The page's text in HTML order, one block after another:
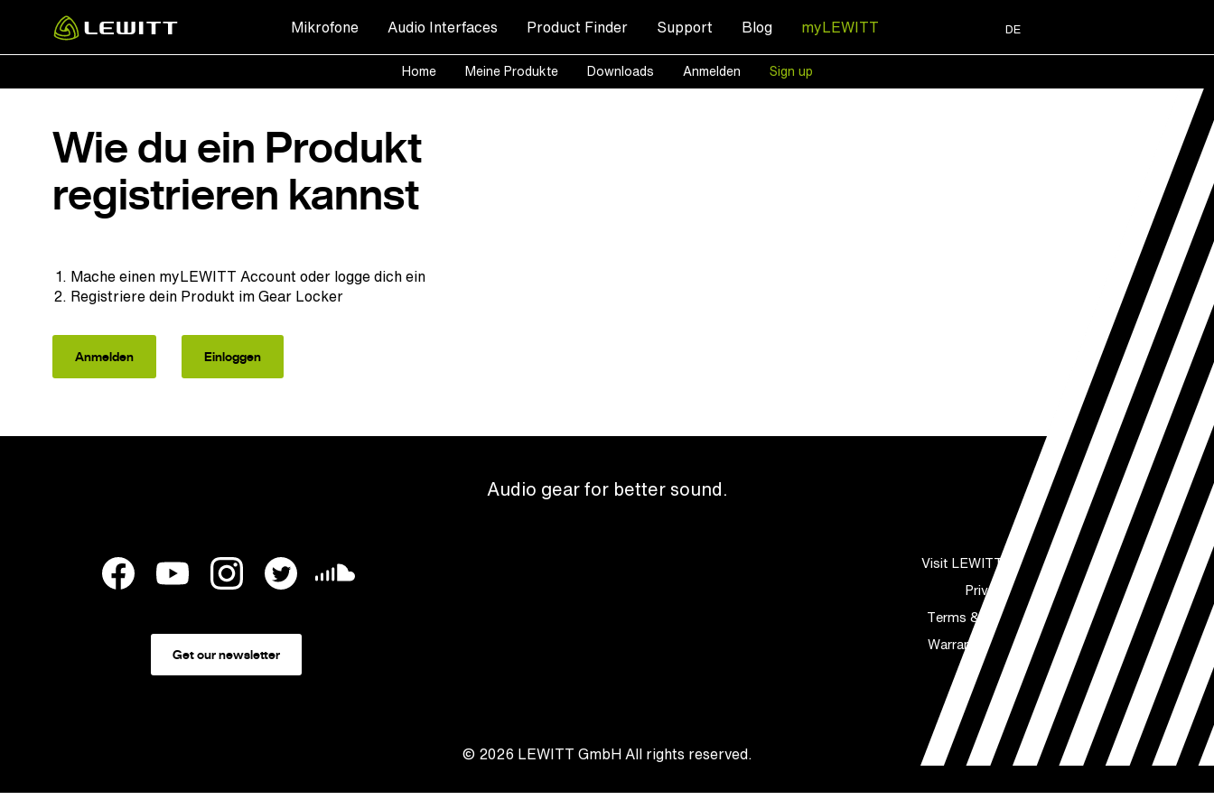
main
Mikrofone Audio Interfaces Product Finder Support Blog myLEWITT DE
Home Meine Produkte Downloads Anmelden Sign up
Wie du ein Produkt
registrieren kannst
Mache einen myLEWITT Account oder logge dich ein
Registriere dein Produkt im Gear Locker
Anmelden Einloggen
Audio gear for better sound.
Get our newsletter
Visit LEWITT website
Privacy
Terms & conditions
Warranty statement
© 2026 LEWITT GmbHAll rights reserved.